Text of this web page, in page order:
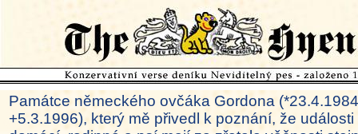
Památce německého ovčáka Gordona
+5.3.1996), který mě přivedl k poznání, že